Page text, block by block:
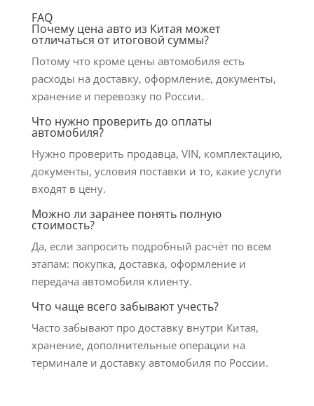
FAQ
Почему цена авто из Китая может
отличаться от итоговой суммы?
Потому что кроме цены автомобиля есть
расходы на доставку, оформление, документы,
хранение и перевозку по России.
Что нужно проверить до оплаты
автомобиля?
Нужно проверить продавца, VIN, комплектацию,
документы, условия поставки и то, какие услуги
входят в цену.
Можно ли заранее понять полную
стоимость?
Да, если запросить подробный расчёт по всем
этапам: покупка, доставка, оформление и
передача автомобиля клиенту.
Что чаще всего забывают учесть?
Часто забывают про доставку внутри Китая,
хранение, дополнительные операции на
терминале и доставку автомобиля по России.